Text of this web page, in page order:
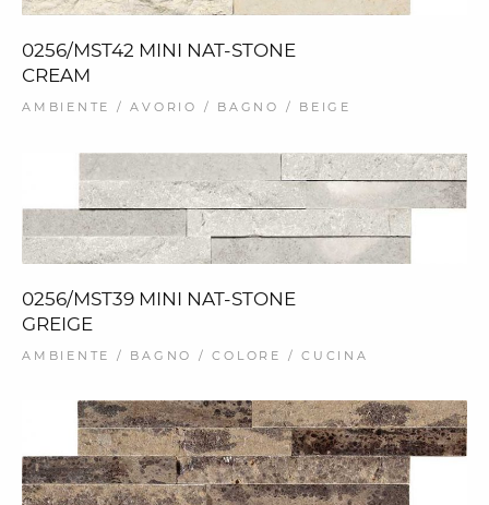
0256/MST42 MINI NAT-STONE
CREAM
AMBIENTE / AVORIO / BAGNO / BEIGE
0256/MST39 MINI NAT-STONE
GREIGE
AMBIENTE / BAGNO / COLORE / CUCINA